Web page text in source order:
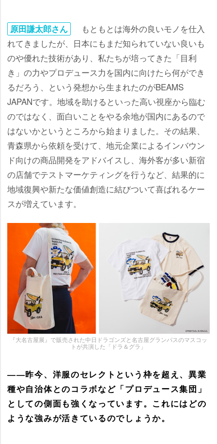
原田謙太郎さん
もともとは海外の良いモノを仕入
れてきましたが、日本にもまだ知られていない良いも
のや優れた技術があり、私たちが培ってきた「目利
き」の力やプロデュース力を国内に向けたら何ができ
るだろう、という発想から生まれたのがBEAMS
JAPANです。地域を助けるといった高い視座から臨む
のではなく、面白いことをやる余地が国内にあるので
はないかというところから始まりました。その結果、
青森県から依頼を受けて、地元企業によるインバウン
ド向けの商品開発をアドバイスし、海外客が多い新宿
の店舗でテストマーケティングを行うなど、結果的に
地域復興や新たな価値創造に結びついて喜ばれるケー
スが増えています。
『大名古屋展』で販売された中日ドラゴンズと名古屋グランパスのマスコッ
トが共演した「ドラ＆グラ」
――昨今、洋服のセレクトという枠を超え、異業
種や自治体とのコラボなど「プロデュース集団」
としての側面も強くなっています。これにはどの
ような強みが活きているのでしょうか。